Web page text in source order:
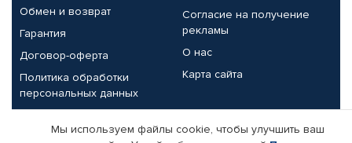
Обмен и возврат
Гарантия
Договор-оферта
Политика обработки
персональных данных
Согласие на получение
рекламы
О нас
Карта сайта
Партнерам
Мы используем файлы cookie, чтобы улучшить ваш